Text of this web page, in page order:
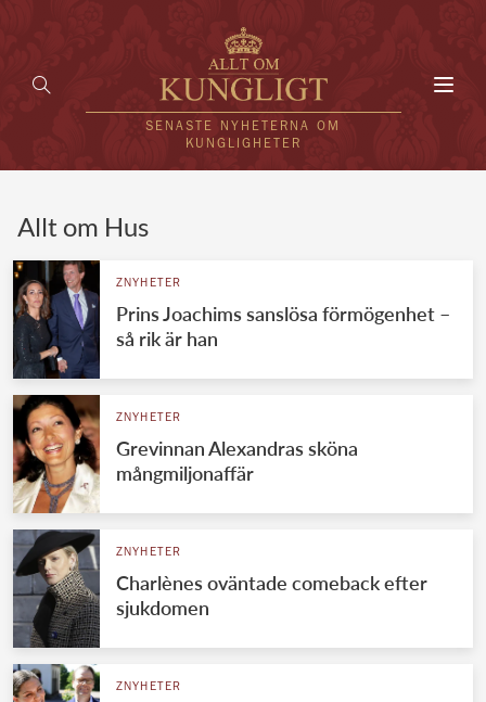
SENASTE NYHETERNA OM
KUNGLIGHETER
UTLÄNDSKT
VÄRLDENS KUNGAHUS
Svenska kungahuset
Brittiska kungahuset
Danska kungahuset
REDAKTION
Allt om Hus
ZNYHETER
Prins Joachims sanslösa förmögenhet –
så rik är han
ZNYHETER
Grevinnan Alexandras sköna
mångmiljonaffär
ZNYHETER
Charlènes oväntade comeback efter
sjukdomen
ZNYHETER